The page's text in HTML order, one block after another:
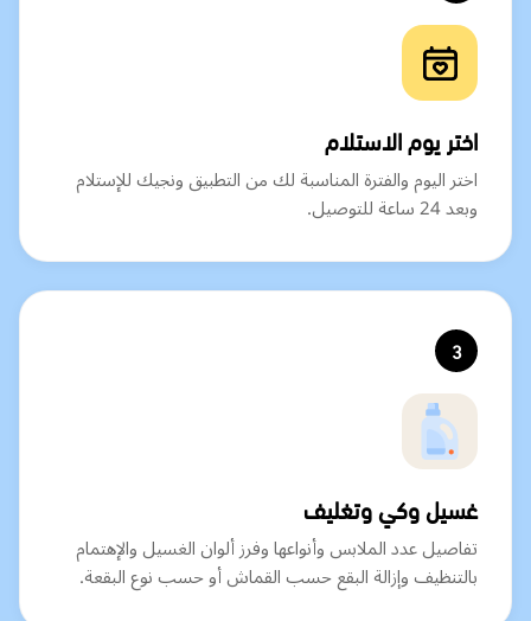
اختر يوم الاستلام
اختر اليوم والفترة المناسبة لك من التطبيق ونجيك للإستلام
وبعد 24 ساعة للتوصيل.
3
غسيل وكي وتغليف
تفاصيل عدد الملابس وأنواعها وفرز ألوان الغسيل والإهتمام
بالتنظيف وإزالة البقع حسب القماش أو حسب نوع البقعة.